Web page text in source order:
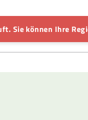
Sie können Ihre